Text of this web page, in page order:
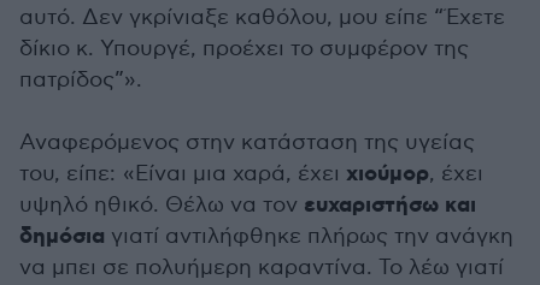
αυτό. Δεν γκρίνιαξε καθόλου, μου είπε “Έχετε
δίκιο κ. Υπουργέ, προέχει το συμφέρον της
πατρίδος”».
Αναφερόμενος στην κατάσταση της υγείας
του, είπε: «Είναι μια χαρά, έχει χιούμορ, έχει
υψηλό ηθικό. Θέλω να τον ευχαριστήσω και
δημόσια γιατί αντιλήφθηκε πλήρως την ανάγκη
να μπει σε πολυήμερη καραντίνα. Το λέω γιατί